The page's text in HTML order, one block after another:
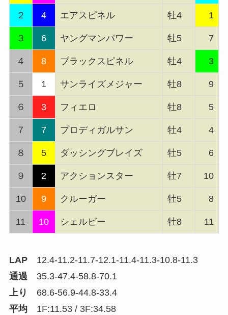
２ 4 エアスピネル 牡4 1
３ 6 ヤングマンパワー 牡5 7
４ 8 ブラックスピネル 牡4 3
５ 1 サンライズメジャー 牡8 9
６ 3 フィエロ 牡8 5
７ 7 プロディガルサン 牡4 4
８ 5 ダッシングブレイズ 牡5 6
９ 2 アクションスター 牡7 10
10 9 クルーガー 牡5 8
11 10 シェルビー 牡8 11
LAP12.4-11.2-11.7-12.1-11.4-11.3-10.8-11.3
通過35.3-47.4-58.8-70.1
上り 68.6-56.9-44.8-33.4
平均 1F:11.53 / 3F:34.58